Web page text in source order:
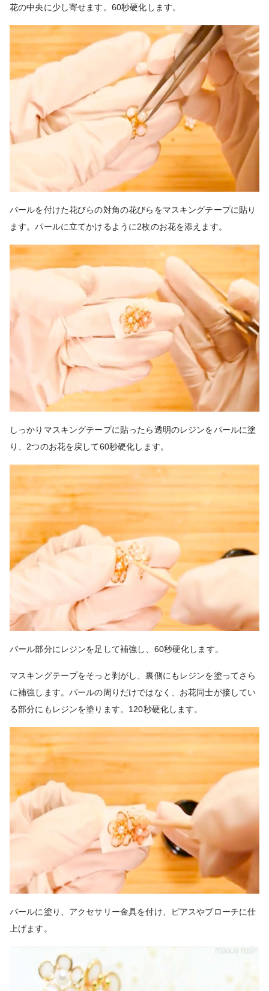
花の中央に少し寄せます。60秒硬化します。
パールを付けた花びらの対角の花びらをマスキングテープに貼り
ます。パールに立てかけるように2枚のお花を添えます。
しっかりマスキングテープに貼ったら透明のレジンをパールに塗
り、2つのお花を戻して60秒硬化します。
パール部分にレジンを足して補強し、60秒硬化します。
マスキングテープをそっと剥がし、裏側にもレジンを塗ってさら
に補強します。パールの周りだけではなく、お花同士が接してい
る部分にもレジンを塗ります。120秒硬化します。
パールに塗り、アクセサリー金具を付け、ピアスやブローチに仕
上げます。